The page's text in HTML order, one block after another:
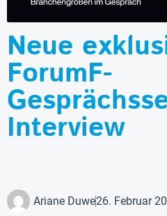
Neue
ForumF-
Interview
Ariane Duwe26. Februar